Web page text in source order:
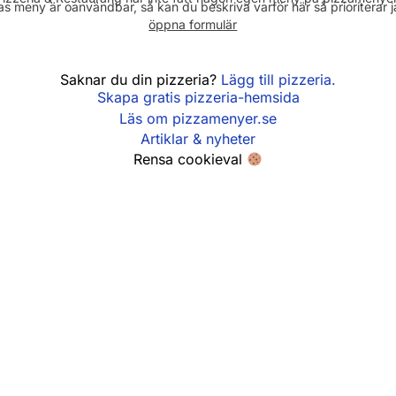
11:00 - 22:00
meny är oanvändbar, så kan du beskriva varför här så prioriterar
öppna formulär
Saknar du din pizzeria? Lägg till pizzeria.
Skapa gratis pizzeria-hemsida
Läs om pizzamenyer.se
Artiklar & nyheter
Rensa cookieval